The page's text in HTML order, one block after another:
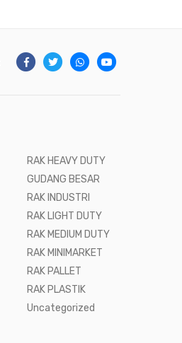
RAK HEAVY DUTY
GUDANG BESAR
RAK INDUSTRI
RAK LIGHT DUTY
RAK MEDIUM DUTY
RAK MINIMARKET
RAK PALLET
RAK PLASTIK
Uncategorized